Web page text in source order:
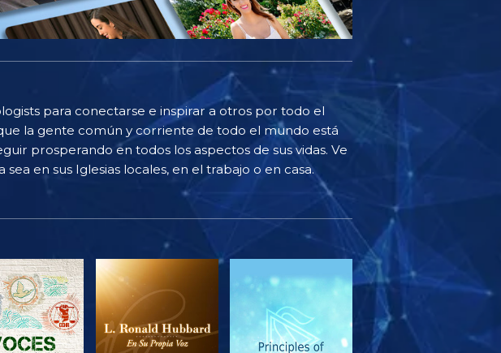
para conectarse e inspirar a otros por todo el
la gente común y corriente de todo el mundo está
prosperando en todos los aspectos de sus vidas. Ve
en sus Iglesias locales, en el trabajo o en casa.